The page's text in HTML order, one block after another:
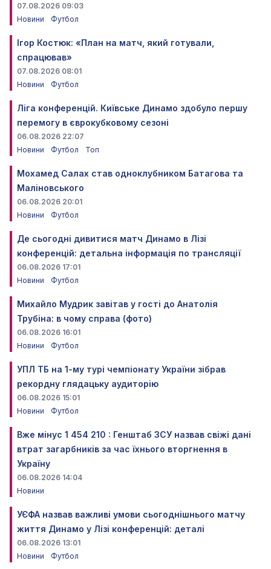
07.08.2026 09:03
Новини
Футбол
Ігор Костюк: «План на матч, який готували,
спрацював»
07.08.2026 08:01
Новини
Футбол
Ліга конференцій. Київське Динамо здобуло першу
перемогу в єврокубковому сезоні
06.08.2026 22:07
Новини
Футбол Топ
Мохамед Салах став одноклубником Батагова та
Маліновського
06.08.2026 20:01
Новини
Футбол
Де сьогодні дивитися матч Динамо в Лізі
конференцій: детальна інформація по трансляції
06.08.2026 17:01
Новини
Футбол
Михайло Мудрик завітав у гості до Анатолія
Трубіна: в чому справа (фото)
06.08.2026 16:01
Новини
Футбол
УПЛ ТБ на 1-му турі чемпіонату України зібрав
рекордну глядацьку аудиторію
06.08.2026 15:01
Новини
Футбол
Вже мінус 1 454 210 : Генштаб ЗСУ назвав свіжі дані
втрат загарбників за час їхнього вторгнення в
Україну
06.08.2026 14:04
Новини
УЄФА назвав важливі умови сьогоднішнього матчу
життя Динамо у Лізі конференцій: деталі
06.08.2026 13:01
Новини
Футбол